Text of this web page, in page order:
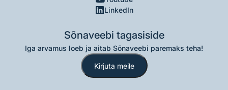
LinkedIn
Sõnaveebi tagasiside
Iga arvamus loeb ja aitab Sõnaveebi paremaks teha!
Kirjuta meile